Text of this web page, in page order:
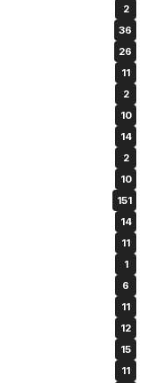
2
36
26
11
2
10
14
2
10
151
14
11
1
6
11
12
15
11